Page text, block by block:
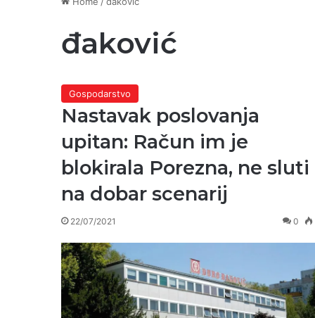
đaković
Gospodarstvo
Nastavak poslovanja
upitan: Račun im je
blokirala Porezna, ne sluti
na dobar scenarij
22/07/2021 0